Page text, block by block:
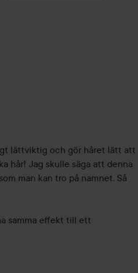
år
lättviktig och gör håret lätt att
hår! Jag skulle säga att denna
man kan tro på namnet. Så
samma effekt till ett